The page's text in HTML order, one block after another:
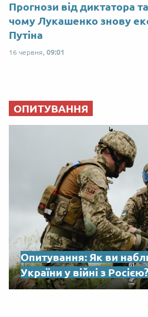
Прогнози від диктатора
чому Лукашенко знову
Путіна
16 червня, 09:01
ОПИТУВАННЯ
Опитування: Як ви
України у війні з Росією?